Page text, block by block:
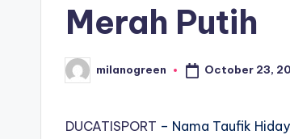
Merah Putih
Posted
by
milanogreen October 23,
DUCATISPORT – Nama Taufik